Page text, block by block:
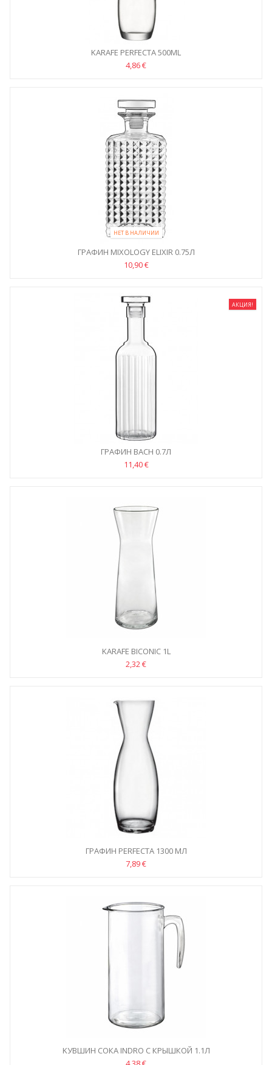
KARAFE PERFECTA 500ML
4,86 €
НЕТ В НАЛИЧИИ
ГРАФИН MIXOLOGY ELIXIR 0.75Л
10,90 €
АКЦИЯ!
ГРАФИН BACH 0.7Л
11,40 €
KARAFE BICONIC 1L
2,32 €
ГРАФИН PERFECTA 1300 МЛ
7,89 €
KУВШИН СОКА INDRO С КРЫШКОЙ 1.1Л